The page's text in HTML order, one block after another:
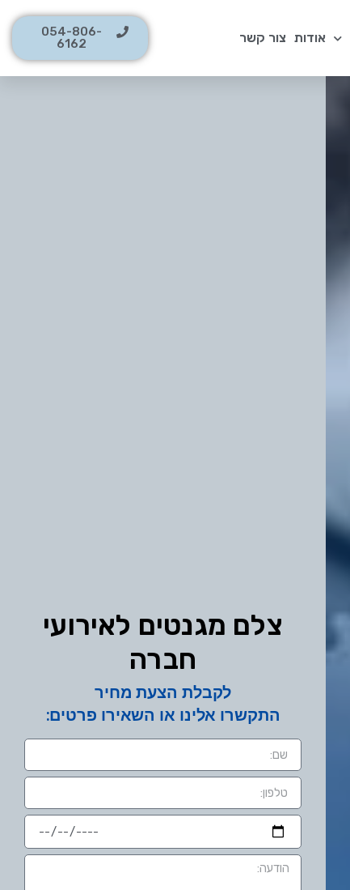
אודות צור קשר
054-806-
6162
צלם מגנטים לאירועי
חברה
לקבלת הצעת מחיר
התקשרו אלינו או השאירו פרטים: